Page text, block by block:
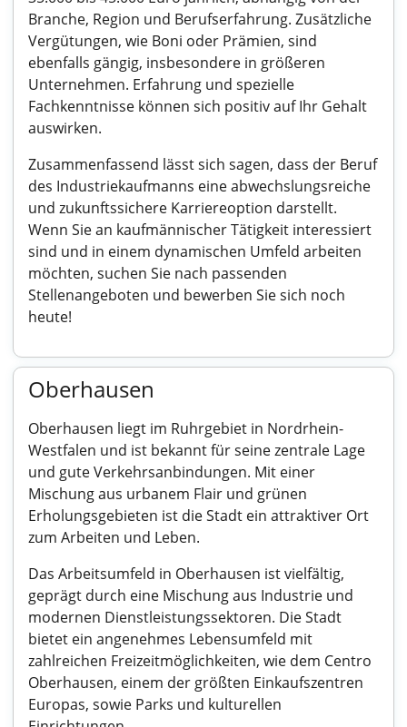
Branche, Region und Berufserfahrung. Zusätzliche
Vergütungen, wie Boni oder Prämien, sind
ebenfalls gängig, insbesondere in größeren
Unternehmen. Erfahrung und spezielle
Fachkenntnisse können sich positiv auf Ihr Gehalt
auswirken.
Zusammenfassend lässt sich sagen, dass der Beruf
des Industriekaufmanns eine abwechslungsreiche
und zukunftssichere Karriereoption darstellt.
Wenn Sie an kaufmännischer Tätigkeit interessiert
sind und in einem dynamischen Umfeld arbeiten
möchten, suchen Sie nach passenden
Stellenangeboten und bewerben Sie sich noch
heute!
Oberhausen
Oberhausen liegt im Ruhrgebiet in Nordrhein-
Westfalen und ist bekannt für seine zentrale Lage
und gute Verkehrsanbindungen. Mit einer
Mischung aus urbanem Flair und grünen
Erholungsgebieten ist die Stadt ein attraktiver Ort
zum Arbeiten und Leben.
Das Arbeitsumfeld in Oberhausen ist vielfältig,
geprägt durch eine Mischung aus Industrie und
modernen Dienstleistungssektoren. Die Stadt
bietet ein angenehmes Lebensumfeld mit
zahlreichen Freizeitmöglichkeiten, wie dem Centro
Oberhausen, einem der größten Einkaufszentren
Europas, sowie Parks und kulturellen